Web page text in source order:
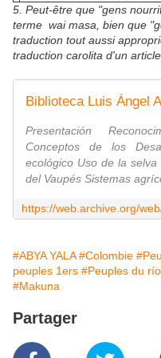
5. Peut-être que "gens
terme wai masa, bien que
traduction tout aussi
traduction carolita d'un
Biblioteca Luis Ángel
Presentación
Conceptos de los
ecológico Uso de la
del Vaupés Sistemas
#ABYA YALA #Colombie
peuples 1ers #Peuples du
#Makuna
Partager